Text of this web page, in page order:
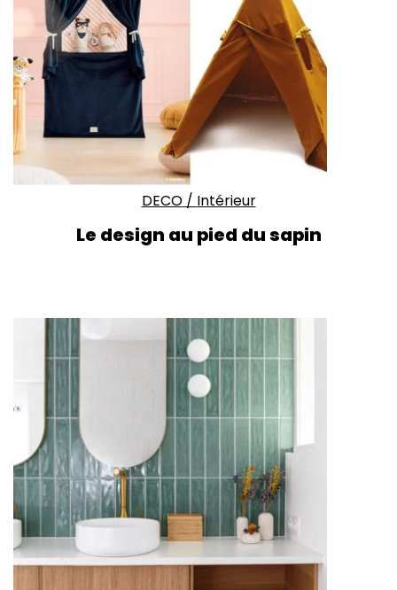
DECO/ Intérieur
Le design au pied du sapin